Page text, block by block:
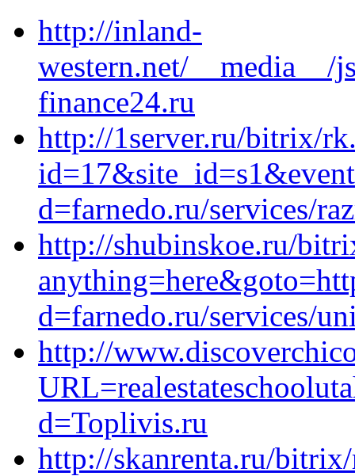
http://inland-
western.net/__media__/
finance24.ru
http://1server.ru/bitrix/
d=farnedo.ru/services/
http://shubinskoe.ru/
d=farnedo.ru/services/
http://
d=Toplivis.ru
http://skanrenta.ru/